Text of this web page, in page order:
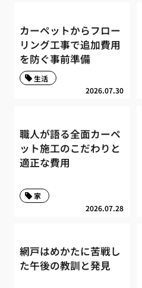
カーペットからフロー
リング工事で追加費用
を防ぐ事前準備
2026.07.30
生活
職人が語る全面カーペ
ット施工のこだわりと
適正な費用
2026.07.28
家
網戸はめかたに苦戦し
た午後の教訓と発見